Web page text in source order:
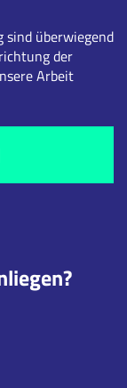
sind überwiegend
der
Arbeit